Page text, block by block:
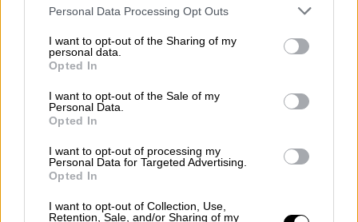
Please note that this website/app uses one or more Google
not limited to your visit or usage behaviour. You may click to
grant or deny consent to Google and its third-party tags to
use your data for below specified purposes in below Google
consent section.
Personal Data Processing Opt Outs
I want to opt-out of the Sharing of my
personal data.
Opted In
I want to opt-out of the Sale of my
Personal Data.
Opted In
I want to opt-out of processing my
Personal Data for Targeted Advertising.
Opted In
I want to opt-out of Collection, Use,
Retention, Sale, and/or Sharing of my
Η αντιπολίτευση πρόκειται να συνεχίσει το
ασφυκτικό πρεσάρισμα για τοσκάνδαλοτου
ΟΠΕΚΕΠΕ , ενώ μένει να φανεί αν θα
διάστημα. Σε αυτή τη χρονική συγκυρία από
την κυβέρνηση επιδιώκουν να επιστραφούν
χρήματα που έχουν καταβληθεί παρανόμως,
με την προσοχή να στρέφεται κατά
προτεραιότητα σε όσους έχουν πάρει τα
μεγαλύτερα ποσά.